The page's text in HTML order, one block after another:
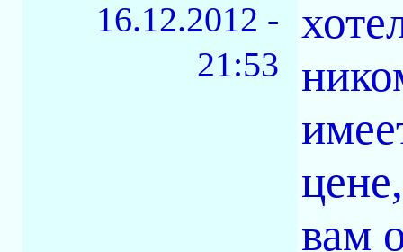
16.12.2012 -
21:53
вам